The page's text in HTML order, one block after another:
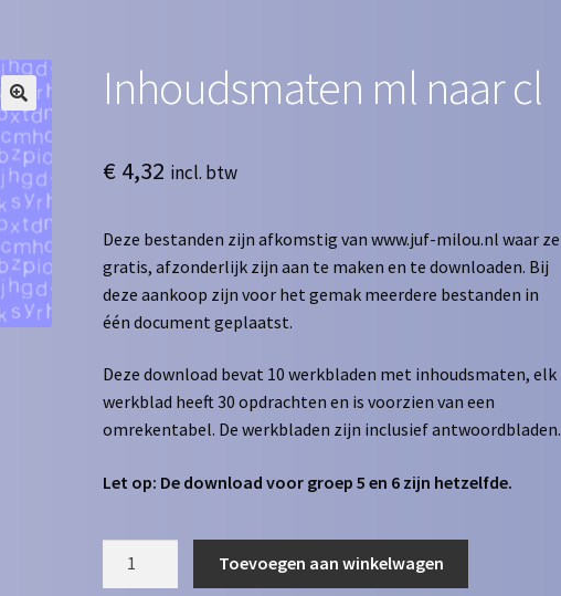
Inhoudsmaten ml naar cl
€ 4,32 incl. btw
Deze bestanden zijn afkomstig van www.juf-milou.nl waar ze
gratis, afzonderlijk zijn aan te maken en te downloaden. Bij
deze aankoop zijn voor het gemak meerdere bestanden in
één document geplaatst.
Deze download bevat 10 werkbladen met inhoudsmaten, elk
werkblad heeft 30 opdrachten en is voorzien van een
omrekentabel. De werkbladen zijn inclusief antwoordbladen.
Let op: De download voor groep 5 en 6 zijn hetzelfde.
Toevoegen aan winkelwagen